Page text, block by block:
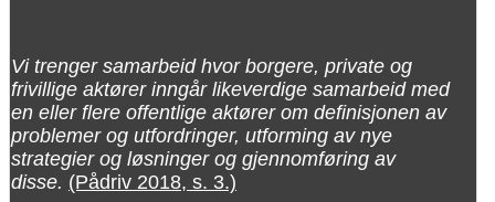
Vi trenger samarbeid hvor borgere, private og
frivillige aktører inngår likeverdige samarbeid med
en eller flere offentlige aktører om definisjonen av
problemer og utfordringer, utforming av nye
strategier og løsninger og gjennomføring av
disse. (Pådriv 2018, s. 3.)